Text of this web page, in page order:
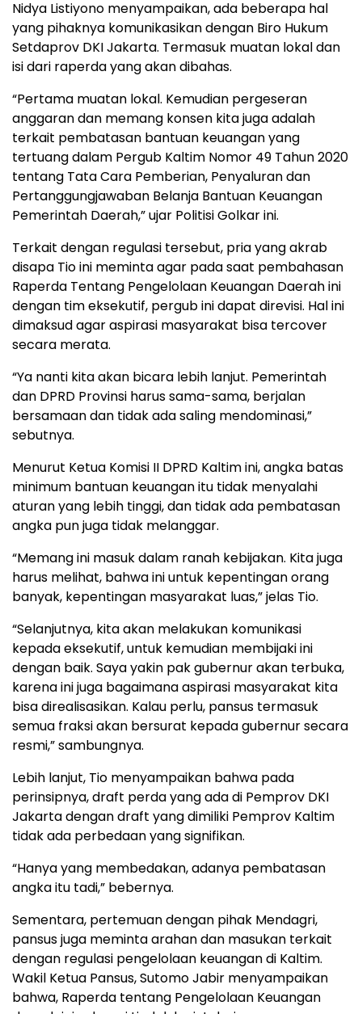
Nidya Listiyono menyampaikan, ada beberapa hal
yang pihaknya komunikasikan dengan Biro Hukum
Setdaprov DKI Jakarta. Termasuk muatan lokal dan
isi dari raperda yang akan dibahas.
“Pertama muatan lokal. Kemudian pergeseran
anggaran dan memang konsen kita juga adalah
terkait pembatasan bantuan keuangan yang
tertuang dalam Pergub Kaltim Nomor 49 Tahun 2020
tentang Tata Cara Pemberian, Penyaluran dan
Pertanggungjawaban Belanja Bantuan Keuangan
Pemerintah Daerah,” ujar Politisi Golkar ini.
Terkait dengan regulasi tersebut, pria yang akrab
disapa Tio ini meminta agar pada saat pembahasan
Raperda Tentang Pengelolaan Keuangan Daerah ini
dengan tim eksekutif, pergub ini dapat direvisi. Hal ini
dimaksud agar aspirasi masyarakat bisa tercover
secara merata.
“Ya nanti kita akan bicara lebih lanjut. Pemerintah
dan DPRD Provinsi harus sama-sama, berjalan
bersamaan dan tidak ada saling mendominasi,”
sebutnya.
Menurut Ketua Komisi II DPRD Kaltim ini, angka batas
minimum bantuan keuangan itu tidak menyalahi
aturan yang lebih tinggi, dan tidak ada pembatasan
angka pun juga tidak melanggar.
“Memang ini masuk dalam ranah kebijakan. Kita juga
harus melihat, bahwa ini untuk kepentingan orang
banyak, kepentingan masyarakat luas,” jelas Tio.
“Selanjutnya, kita akan melakukan komunikasi
kepada eksekutif, untuk kemudian membijaki ini
dengan baik. Saya yakin pak gubernur akan terbuka,
karena ini juga bagaimana aspirasi masyarakat kita
bisa direalisasikan. Kalau perlu, pansus termasuk
semua fraksi akan bersurat kepada gubernur secara
resmi,” sambungnya.
Lebih lanjut, Tio menyampaikan bahwa pada
perinsipnya, draft perda yang ada di Pemprov DKI
Jakarta dengan draft yang dimiliki Pemprov Kaltim
tidak ada perbedaan yang signifikan.
“Hanya yang membedakan, adanya pembatasan
angka itu tadi,” bebernya.
Sementara, pertemuan dengan pihak Mendagri,
pansus juga meminta arahan dan masukan terkait
dengan regulasi pengelolaan keuangan di Kaltim.
Wakil Ketua Pansus, Sutomo Jabir menyampaikan
bahwa, Raperda tentang Pengelolaan Keuangan